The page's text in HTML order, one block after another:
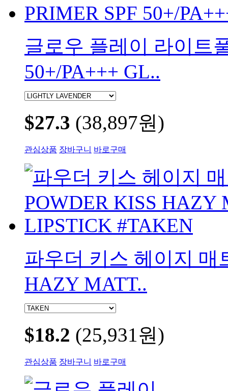
글로우 플레이 라이트
50+/PA+++ GL..
$27.3 (38,897원)
관심상품 장바구니 바로구매
파우더 키스 헤이지 매
HAZY MATT..
$18.2 (25,931원)
관심상품 장바구니 바로구매